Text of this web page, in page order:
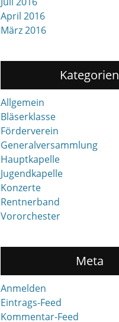
April 2016
März 2016
Kategorien
Allgemein
Bläserklasse
Förderverein
Generalversammlung
Hauptkapelle
Jugendkapelle
Konzerte
Rentnerband
Vororchester
Meta
Anmelden
Eintrags-Feed
Kommentar-Feed